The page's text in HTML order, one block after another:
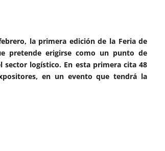
la primera edición de la Feria de
pretende erigirse como un punto de
sector logístico. En esta primera cita 48
en un evento que tendrá la